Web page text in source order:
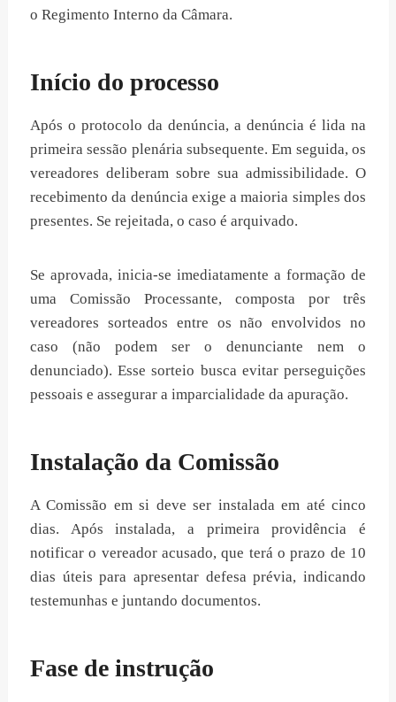
o Regimento Interno da Câmara.
Início do processo
Após o protocolo da denúncia, a denúncia é lida na
primeira sessão plenária subsequente. Em seguida, os
vereadores deliberam sobre sua admissibilidade. O
recebimento da denúncia exige a maioria simples dos
presentes. Se rejeitada, o caso é arquivado.
Se aprovada, inicia-se imediatamente a formação de
uma Comissão Processante, composta por três
vereadores sorteados entre os não envolvidos no
caso (não podem ser o denunciante nem o
denunciado). Esse sorteio busca evitar perseguições
pessoais e assegurar a imparcialidade da apuração.
Instalação da Comissão
A Comissão em si deve ser instalada em até cinco
dias. Após instalada, a primeira providência é
notificar o vereador acusado, que terá o prazo de 10
dias úteis para apresentar defesa prévia, indicando
testemunhas e juntando documentos.
Fase de instrução